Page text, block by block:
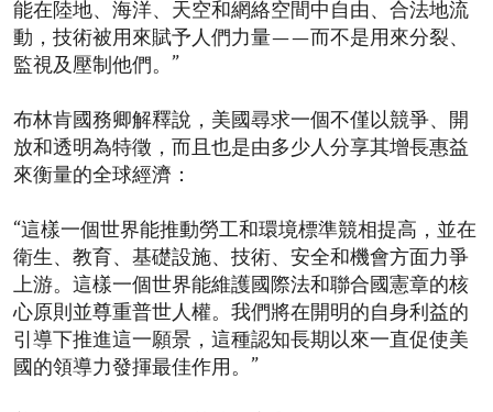
能在陸地、海洋、天空和網絡空間中自由、合法地流
動，技術被用來賦予人們力量——而不是用來分裂、
監視及壓制他們。”
布林肯國務卿解釋說，美國尋求一個不僅以競爭、開
放和透明為特徵，而且也是由多少人分享其增長惠益
來衡量的全球經濟：
“這樣一個世界能推動勞工和環境標準競相提高，並在
衛生、教育、基礎設施、技術、安全和機會方面力爭
上游。這樣一個世界能維護國際法和聯合國憲章的核
心原則並尊重普世人權。我們將在開明的自身利益的
引導下推進這一願景，這種認知長期以來一直促使美
國的領導力發揮最佳作用。”